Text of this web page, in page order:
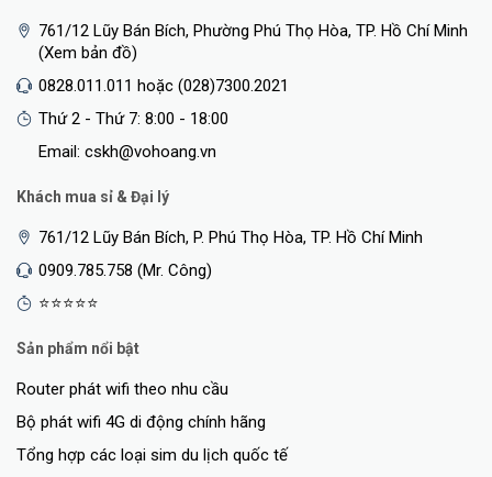
761/12 Lũy Bán Bích, Phường Phú Thọ Hòa, TP. Hồ Chí Minh
(Xem bản đồ)
0828.011.011 hoặc (028)7300.2021
Thứ 2 - Thứ 7: 8:00 - 18:00
Email: cskh@vohoang.vn
Khách mua sỉ & Đại lý
761/12 Lũy Bán Bích, P. Phú Thọ Hòa, TP. Hồ Chí Minh
0909.785.758 (Mr. Công)
⭐⭐⭐⭐⭐
Sản phẩm nổi bật
Router phát wifi theo nhu cầu
Bộ phát wifi 4G di động chính hãng
Tổng hợp các loại sim du lịch quốc tế